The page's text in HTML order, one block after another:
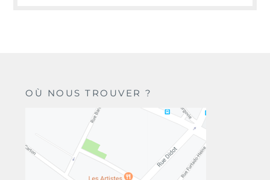
OÙ NOUS TROUVER ?